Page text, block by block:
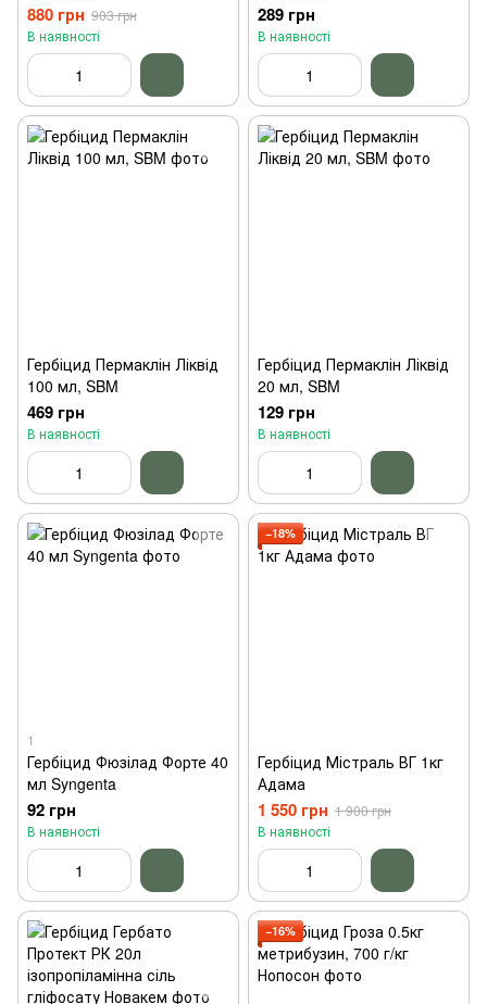
880 грн 903 грн
В наявності
289 грн
В наявності
Гербіцид Пермаклін Ліквід
100 мл, SBM
469 грн
В наявності
Гербіцид Пермаклін Ліквід
20 мл, SBM
129 грн
В наявності
1
Гербіцид Фюзілад Форте 40
мл Syngenta
92 грн
В наявності
−18%
Гербіцид Містраль ВГ 1кг
Адама
1 550 грн 1 900 грн
В наявності
−16%